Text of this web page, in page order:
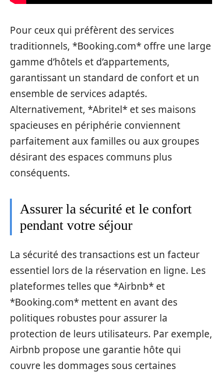
Pour ceux qui préfèrent des services
traditionnels, *Booking.com* offre une large
gamme d’hôtels et d’appartements,
garantissant un standard de confort et un
ensemble de services adaptés.
Alternativement, *Abritel* et ses maisons
spacieuses en périphérie conviennent
parfaitement aux familles ou aux groupes
désirant des espaces communs plus
conséquents.
Assurer la sécurité et le confort
pendant votre séjour
La sécurité des transactions est un facteur
essentiel lors de la réservation en ligne. Les
plateformes telles que *Airbnb* et
*Booking.com* mettent en avant des
politiques robustes pour assurer la
protection de leurs utilisateurs. Par exemple,
Airbnb propose une garantie hôte qui
couvre les dommages sous certaines